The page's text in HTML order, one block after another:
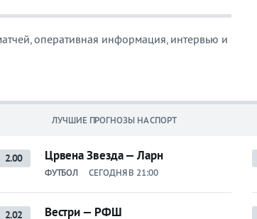
оперативная информация, интервью и
ЛУЧШИЕ ПРОГНОЗЫ НА СПОРТ
2.00 Црвена Звезда — Ларн
ФУТБОЛ СЕГОДНЯ В 21:00
2.02 Вестри — РФШ